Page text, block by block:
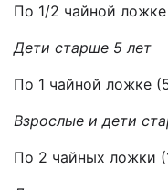
По 1/2 чайной
Дети старше 5 лет
По 1 чайной ложке
Взрослые и дети
По 2 чайных ложки